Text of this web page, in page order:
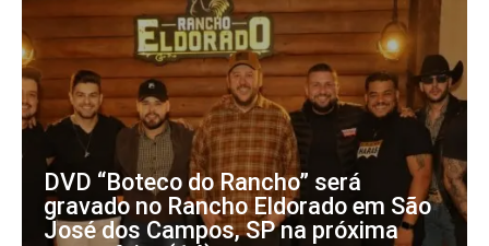
DVD “Boteco do Rancho” será
gravado no Rancho Eldorado em São
José dos Campos, SP na próxima